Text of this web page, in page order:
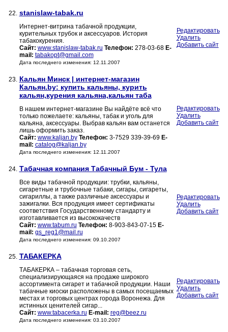
22. stanislaw-tabak.ru
Интернет-витрина табачной продукции,
курительных трубок и аксессуаров. История
табакокурения.
Сайт: www.stanislaw-tabak.ru Телефон: 278-03-68 E-
mail: tabakopt@gmail.com
Дата последнего изменения: 12.11.2007
Редактировать
Удалить
Добавить сайт
23. Кальян Минск | интернет-магазин
Кальян.by: купить кальяны, курить
кальян,курения кальяна,кальян таба
В нашем интернет-магазине Вы найдёте всё что
только пожелаете: кальяны, табак и уголь для
кальяна, аксессуары. Выбрав кальян вам останется
лишь оформить заказ.
Сайт: www.kaljan.by Телефон: 3-7529 339-39-69 E-
mail: catalog@kaljan.by
Дата последнего изменения: 12.11.2007
Редактировать
Удалить
Добавить сайт
24. Табачная компания Табачный Бум - Тула
Все виды табачной продукции: трубки, кальяны,
сигаретные и трубочные табаки, сигары, сигареты,
сигариллы, а также различные аксессуары и
зажигалки. Вся продукция имеет сертификаты
соответствия Государственному стандарту и
изготавливается из высококачеств
Сайт: www.tabum.ru Телефон: 8-903-843-07-15 E-
mail: gs_reg1@mail.ru
Дата последнего изменения: 09.10.2007
Редактировать
Удалить
Добавить сайт
25. ТАБАКЕРКА
ТАБАКЕРКА – табачная торговая сеть,
специализирующаяся на продаже широкого
ассортимента сигарет и табачной продукции. Наши
табачные киоски расположены в самых посещаемых
местах и торговых центрах города Воронежа. Для
истинных ценителей сигар...
Сайт: www.tabacerka.ru E-mail: reg@beez.ru
Дата последнего изменения: 03.10.2007
Редактировать
Удалить
Добавить сайт